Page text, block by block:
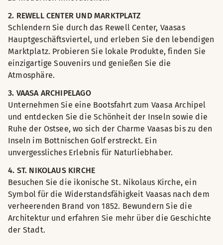
2. REWELL CENTER UND MARKTPLATZ
Schlendern Sie durch das Rewell Center, Vaasas
Hauptgeschäftsviertel, und erleben Sie den lebendigen
Marktplatz. Probieren Sie lokale Produkte, finden Sie
einzigartige Souvenirs und genießen Sie die
Atmosphäre.
3. VAASA ARCHIPELAGO
Unternehmen Sie eine Bootsfahrt zum Vaasa Archipel
und entdecken Sie die Schönheit der Inseln sowie die
Ruhe der Ostsee, wo sich der Charme Vaasas bis zu den
Inseln im Bottnischen Golf erstreckt. Ein
unvergessliches Erlebnis für Naturliebhaber.
4. ST. NIKOLAUS KIRCHE
Besuchen Sie die ikonische St. Nikolaus Kirche, ein
Symbol für die Widerstandsfähigkeit Vaasas nach dem
verheerenden Brand von 1852. Bewundern Sie die
Architektur und erfahren Sie mehr über die Geschichte
der Stadt.